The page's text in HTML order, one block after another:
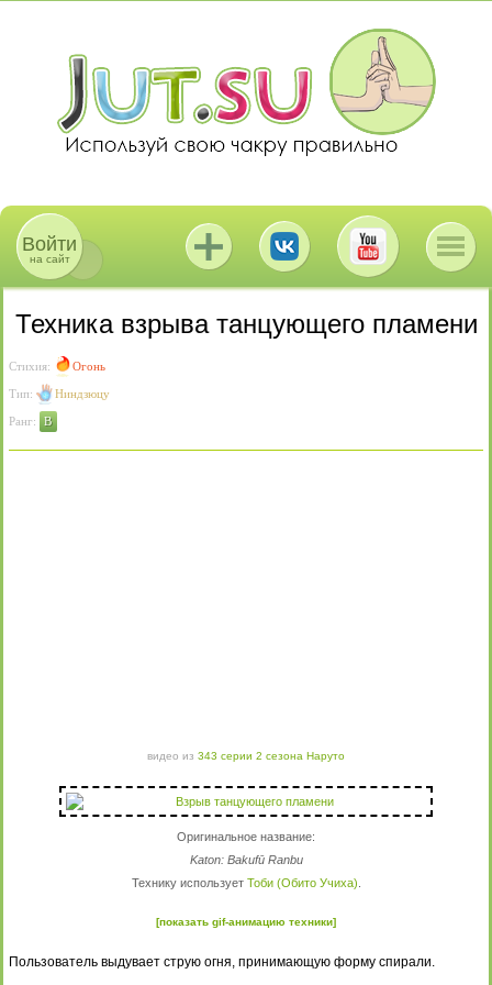
Войти
на сайт
Техника взрыва танцующего пламени
Стихия: Огонь
Тип: Ниндзюцу
Ранг: B
видео из 343 серии 2 сезона Наруто
Оригинальное название:
Katon: Bakufū Ranbu
Технику использует Тоби (Обито Учиха)
[показать gif-анимацию техники]
Пользователь выдувает струю огня, принимающую форму спирали.